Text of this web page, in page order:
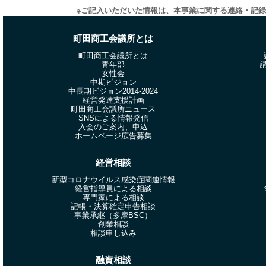
※ご記入いただいた情報は、本事業に関する連絡・記
町田商工会議所とは
町田商工会議所とは
青年部
女性会
中期ビジョン
中長期ビジョン2014-2024
経営発達支援計画
町田商工会議所ニュース
SNSによる情報発信
入会のご案内、申込
ホームページ広告募集
経営相談
新型コロナウイルス感染症関連情報
経営指導員による相談
専門家による相談
記帳・決算確定申告相談
事業承継（多摩BSC）
創業相談
相談申し込み
融資相談